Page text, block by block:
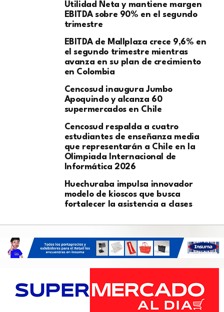
Utilidad Neta y mantiene margen
EBITDA sobre 90% en el segundo
trimestre
EBITDA de Mallplaza crece 9,6% en
el segundo trimestre mientras
avanza en su plan de crecimiento
en Colombia
Cencosud inaugura Jumbo
Apoquindo y alcanza 60
supermercados en Chile
Cencosud respalda a cuatro
estudiantes de enseñanza media
que representarán a Chile en la
Olimpiada Internacional de
Informática 2026
Huechuraba impulsa innovador
modelo de kioscos que busca
fortalecer la asistencia a clases